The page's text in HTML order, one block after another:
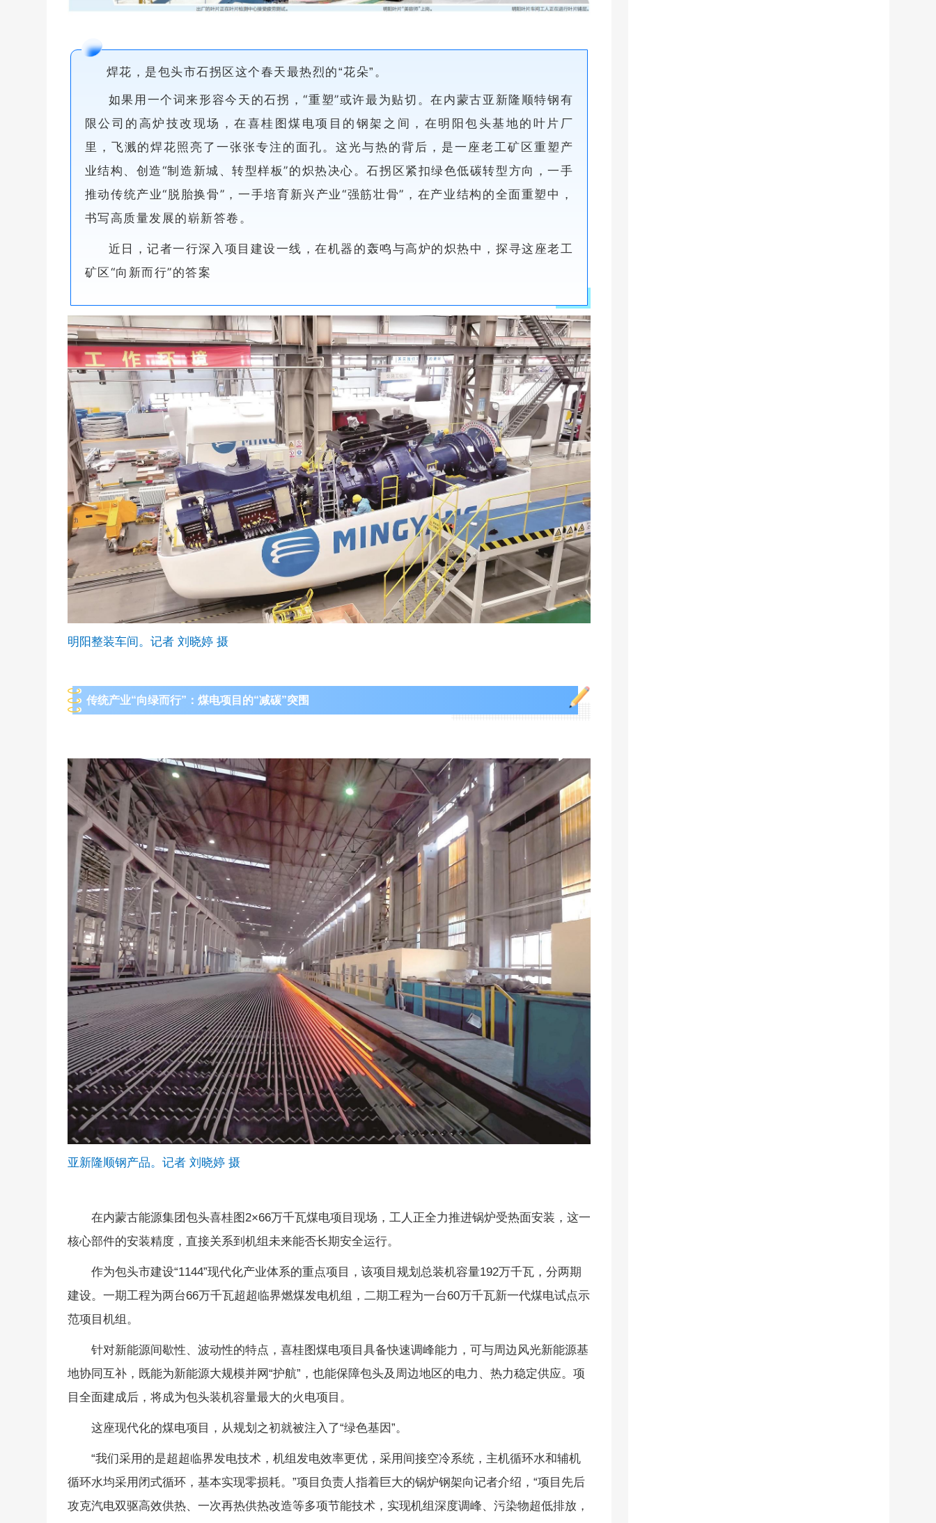
焊花，是包头市石拐区这个春天最热烈的“花朵”。
如果用一个词来形容今天的石拐，“重塑”或许最为贴切。在内蒙古亚新隆顺特钢有
限公司的高炉技改现场，在喜桂图煤电项目的钢架之间，在明阳包头基地的叶片厂
里，飞溅的焊花照亮了一张张专注的面孔。这光与热的背后，是一座老工矿区重塑产
业结构、创造“制造新城、转型样板”的炽热决心。石拐区紧扣绿色低碳转型方向，一手
推动传统产业“脱胎换骨”，一手培育新兴产业“强筋壮骨”，在产业结构的全面重塑中，
书写高质量发展的崭新答卷。
近日，记者一行深入项目建设一线，在机器的轰鸣与高炉的炽热中，探寻这座老工
矿区“向新而行”的答案
明阳整装车间。记者 刘晓婷 摄
传统产业“向绿而行”：煤电项目的“减碳”突围
亚新隆顺钢产品。记者 刘晓婷 摄
在内蒙古能源集团包头喜桂图2×66万千瓦煤电项目现场，工人正全力推进锅炉受热面安装，这一
核心部件的安装精度，直接关系到机组未来能否长期安全运行。
作为包头市建设“1144”现代化产业体系的重点项目，该项目规划总装机容量192万千瓦，分两期
建设。一期工程为两台66万千瓦超超临界燃煤发电机组，二期工程为一台60万千瓦新一代煤电试点示
范项目机组。
针对新能源间歇性、波动性的特点，喜桂图煤电项目具备快速调峰能力，可与周边风光新能源基
地协同互补，既能为新能源大规模并网“护航”，也能保障包头及周边地区的电力、热力稳定供应。项
目全面建成后，将成为包头装机容量最大的火电项目。
这座现代化的煤电项目，从规划之初就被注入了“绿色基因”。
“我们采用的是超超临界发电技术，机组发电效率更优，采用间接空冷系统，主机循环水和辅机
循环水均采用闭式循环，基本实现零损耗。”项目负责人指着巨大的锅炉钢架向记者介绍，“项目先后
攻克汽电双驱高效供热、一次再热供热改造等多项节能技术，实现机组深度调峰、污染物超低排放，